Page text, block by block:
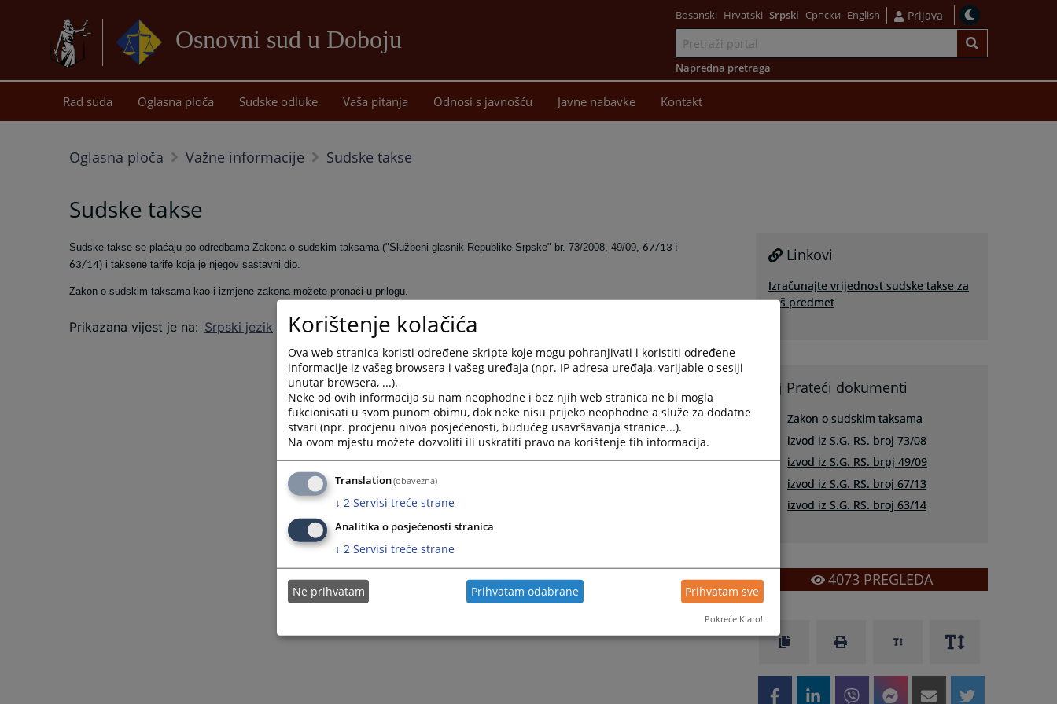
Osnovni sud u Doboju
sadržaj
Bosanski Hrvatski Srpski Српски English Prijava
Napredna pretraga
Rad suda Oglasna ploča Sudske odluke Vaša pitanja Odnosi s javnošću Javne nabavke Kontakt
Oglasna ploča Važne informacije Sudske takse
Sudske takse
Sudske takse se plaćaju po odredbama Zakona o sudskim taksama ("Službeni glasnik Republike Srpske" br. 73/2008, 49/09, 67/13 i
63/14) i taksene tarife koja je njegov sastavni dio.
Zakon o sudskim taksama kao i izmjene zakona možete pronaći u prilogu.
Prikazana vijest je na: Srpski jezik
Linkovi
Izračunajte vrijednost sudske takse za
vaš predmet
Prateći dokumenti
Zakon o sudskim taksama
izvod iz S.G. RS. broj 73/08
izvod iz S.G. RS. brpj 49/09
izvod iz S.G. RS. broj 67/13
izvod iz S.G. RS. broj 63/14
4073PREGLEDA
Korištenje kolačića
Ova web stranica koristi određene skripte koje mogu pohranjivati i koristiti određene
informacije iz vašeg browsera i vašeg uređaja (npr. IP adresa uređaja, varijable o sesiji
unutar browsera, ...).
Neke od ovih informacija su nam neophodne i bez njih web stranica ne bi mogla
fukcionisati u svom punom obimu, dok neke nisu prijeko neophodne a služe za dodatne
stvari (npr. procjenu nivoa posjećenosti, budućeg usavršavanja stranice...).
Na ovom mjestu možete dozvoliti ili uskratiti pravo na korištenje tih informacija.
Translation(obavezna)
↓ 2 Servisi treće strane
Analitika o posjećenosti stranica
↓ 2 Servisi treće strane
Ne prihvatam Prihvatam odabrane Prihvatam sve
Pokreće Klaro!